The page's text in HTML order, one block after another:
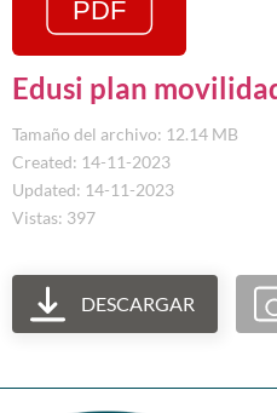
Edusi plan
Tamaño del archivo: 12.14 MB
Created: 14-11-2023
Updated: 14-11-2023
Vistas: 397
DESCARGAR